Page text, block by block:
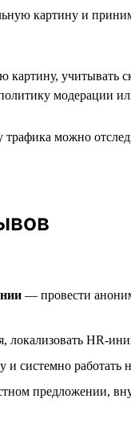
картину и
картину, учитывать
модерации
трафика можно
— провести
локализовать HR-
и системно
предложении,